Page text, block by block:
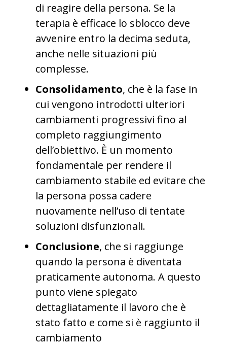
di reagire della persona. Se la
terapia è efficace lo sblocco deve
avvenire entro la decima seduta,
anche nelle situazioni più
complesse.
Consolidamento, che è la fase in
cui vengono introdotti ulteriori
cambiamenti progressivi fino al
completo raggiungimento
dell’obiettivo. È un momento
fondamentale per rendere il
cambiamento stabile ed evitare che
la persona possa cadere
nuovamente nell’uso di tentate
soluzioni disfunzionali.
Conclusione, che si raggiunge
quando la persona è diventata
praticamente autonoma. A questo
punto viene spiegato
dettagliatamente il lavoro che è
stato fatto e come si è raggiunto il
cambiamento